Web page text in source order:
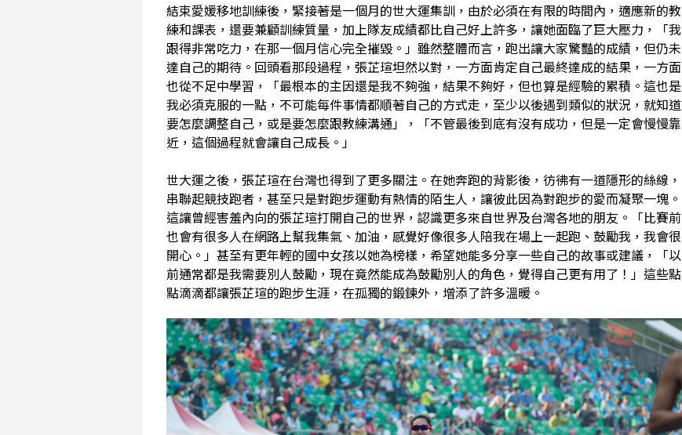
結束愛媛移地訓練後，緊接著是一個月的世大運集訓，由於必須在有限的時間內，適應新的教
練和課表，還要兼顧訓練質量，加上隊友成績都比自己好上許多，讓她面臨了巨大壓力，「我
跟得非常吃力，在那一個月信心完全摧毀。」雖然整體而言，跑出讓大家驚豔的成績，但仍未
達自己的期待。回頭看那段過程，張芷瑄坦然以對，一方面肯定自己最終達成的結果，一方面
也從不足中學習，「最根本的主因還是我不夠強，結果不夠好，但也算是經驗的累積。這也是
我必須克服的一點，不可能每件事情都順著自己的方式走，至少以後遇到類似的狀況，就知道
要怎麼調整自己，或是要怎麼跟教練溝通」，「不管最後到底有沒有成功，但是一定會慢慢靠
近，這個過程就會讓自己成長。」
世大運之後，張芷瑄在台灣也得到了更多關注。在她奔跑的背影後，彷彿有一道隱形的絲線，
串聯起競技跑者，甚至只是對跑步運動有熱情的陌生人，讓彼此因為對跑步的愛而凝聚一塊。
這讓曾經害羞內向的張芷瑄打開自己的世界，認識更多來自世界及台灣各地的朋友。「比賽前
也會有很多人在網路上幫我集氣、加油，感覺好像很多人陪我在場上一起跑、鼓勵我，我會很
開心。」甚至有更年輕的國中女孩以她為榜樣，希望她能多分享一些自己的故事或建議，「以
前通常都是我需要別人鼓勵，現在竟然能成為鼓勵別人的角色，覺得自己更有用了！」這些點
點滴滴都讓張芷瑄的跑步生涯，在孤獨的鍛鍊外，增添了許多溫暖。